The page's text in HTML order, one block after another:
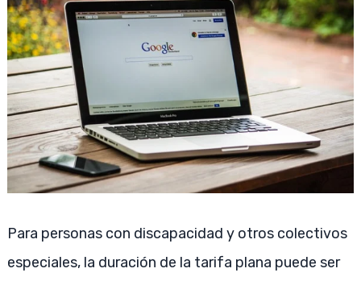
Para personas con discapacidad y otros colectivos
especiales, la duración de la tarifa plana puede ser